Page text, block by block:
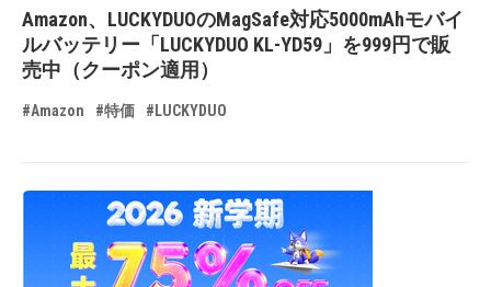
Amazon、LUCKYDUOのMagSafe対応5000mAhモバイ
ルバッテリー「LUCKYDUO KL-YD59」を999円で販
売中（クーポン適用）
#Amazon #特価 #LUCKYDUO